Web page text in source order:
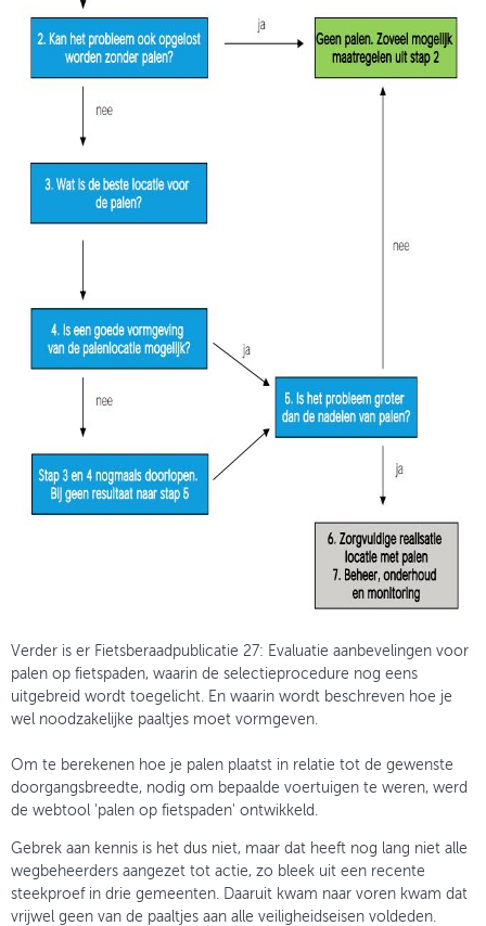
Verder is er Fietsberaadpublicatie 27: Evaluatie aanbevelingen voor
palen op fietspaden, waarin de selectieprocedure nog eens
uitgebreid wordt toegelicht. En waarin wordt beschreven hoe je
wel noodzakelijke paaltjes moet vormgeven.
Om te berekenen hoe je palen plaatst in relatie tot de gewenste
doorgangsbreedte, nodig om bepaalde voertuigen te weren, werd
de webtool 'palen op fietspaden' ontwikkeld.
Gebrek aan kennis is het dus niet, maar dat heeft nog lang niet alle
wegbeheerders aangezet tot actie, zo bleek uit een recente
steekproef in drie gemeenten. Daaruit kwam naar voren kwam dat
vrijwel geen van de paaltjes aan alle veiligheidseisen voldeden.